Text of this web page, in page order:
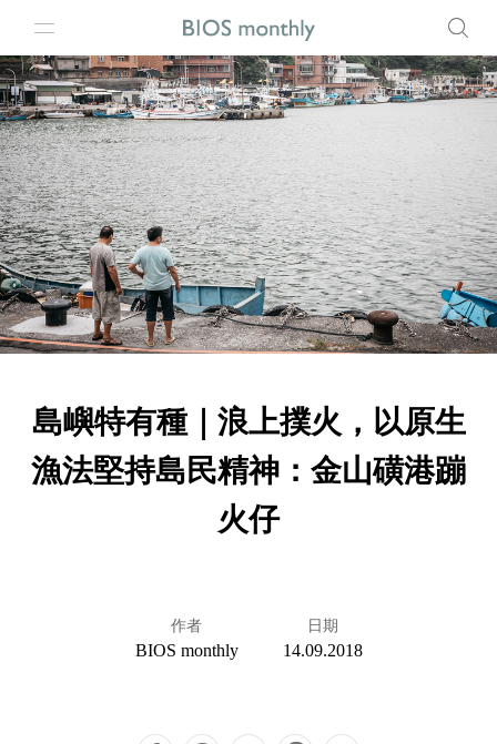
島嶼特有種｜浪上撲火，以原生
漁法堅持島民精神：金山磺港蹦
火仔
作者
BIOS monthly
日期
14.09.2018